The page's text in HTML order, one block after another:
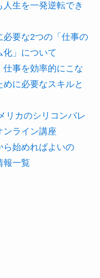
生を一発逆転でき
要な2つの「仕事の
」について
事を効率的にこな
に必要なスキルと
リカのシリコンバレ
ンライン講座
ら始めればよいの
一覧